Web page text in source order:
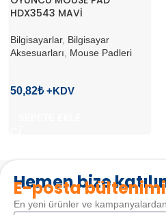
HDX3543 MAVİ
Bilgisayarlar, Bilgisayar
Aksesuarları
Mouse Padleri
50,82₺
Hemen bize
E-posta
En yeni ürünler ve